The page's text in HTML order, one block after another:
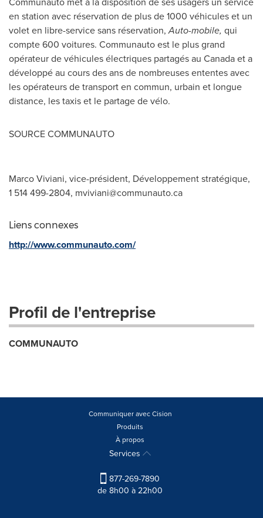
en station avec réservation de plus de 1000 véhicules et un
volet en libre-service sans réservation,Auto-mobile, qui
compte 600 voitures. Communauto est le plus grand
opérateur de véhicules électriques partagés au Canadaet a
développé au cours des ans de nombreuses ententes avec
les opérateurs de transport en commun, urbain et longue
distance, les taxis et le partage de vélo.
SOURCE COMMUNAUTO
Marco Viviani, vice-président, Développement stratégique,
1 514 499-2804, mviviani@communauto.ca
Liens connexes
http://www.communauto.com/
Profil de l'entreprise
COMMUNAUTO
Communiquer avec Cision
Produits
À propos
Services
877-269-7890
de 8h00 à 22h00